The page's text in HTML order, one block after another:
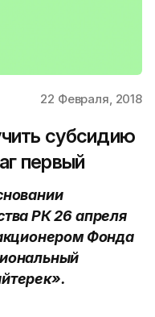
22 Февраля, 2018
субсидию
первый
РК 26 апреля
Фонда